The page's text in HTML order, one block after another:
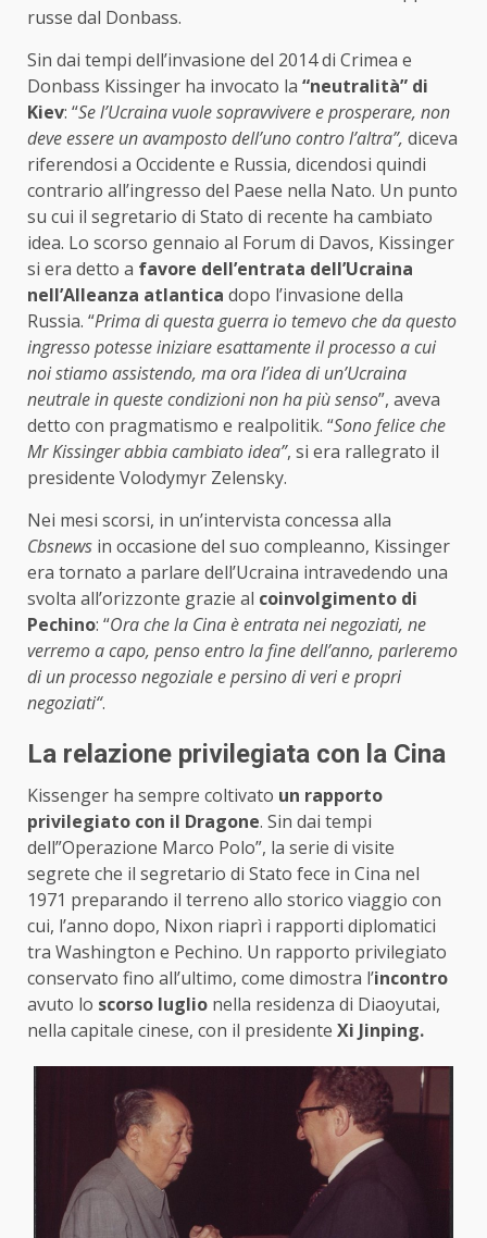
russe dal Donbass.
Sin dai tempi dell’invasione del 2014 di Crimea e
Donbass Kissinger ha invocato la “neutralità” di
Kiev: “Se l’Ucraina vuole sopravvivere e prosperare, non
deve essere un avamposto dell’uno contro l’altra”, diceva
riferendosi a Occidente e Russia, dicendosi quindi
contrario all’ingresso del Paese nella Nato. Un punto
su cui il segretario di Stato di recente ha cambiato
idea. Lo scorso gennaio al Forum di Davos, Kissinger
si era detto a favore dell’entrata dell’Ucraina
nell’Alleanza atlantica dopo l’invasione della
Russia. “Prima di questa guerra io temevo che da questo
ingresso potesse iniziare esattamente il processo a cui
noi stiamo assistendo, ma ora l’idea di un’Ucraina
neutrale in queste condizioni non ha più senso”, aveva
detto con pragmatismo e realpolitik. “Sono felice che
Mr Kissinger abbia cambiato idea”, si era rallegrato il
presidente Volodymyr Zelensky.
Nei mesi scorsi, in un’intervista concessa alla
Cbsnews in occasione del suo compleanno, Kissinger
era tornato a parlare dell’Ucraina intravedendo una
svolta all’orizzonte grazie al coinvolgimento di
Pechino: “Ora che la Cina è entrata nei negoziati, ne
verremo a capo, penso entro la fine dell’anno, parleremo
di un processo negoziale e persino di veri e propri
negoziati“.
La relazione privilegiata con la Cina
Kissenger ha sempre coltivato un rapporto
privilegiato con il Dragone. Sin dai tempi
dell”Operazione Marco Polo”, la serie di visite
segrete che il segretario di Stato fece in Cina nel
1971 preparando il terreno allo storico viaggio con
cui, l’anno dopo, Nixon riaprì i rapporti diplomatici
tra Washington e Pechino. Un rapporto privilegiato
conservato fino all’ultimo, come dimostra l’incontro
avuto lo scorso luglio nella residenza di Diaoyutai,
nella capitale cinese, con il presidente Xi Jinping.